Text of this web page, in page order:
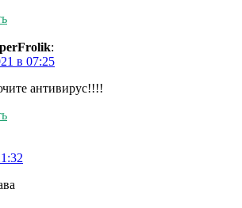
:
в 07:25
антивирус!!!!